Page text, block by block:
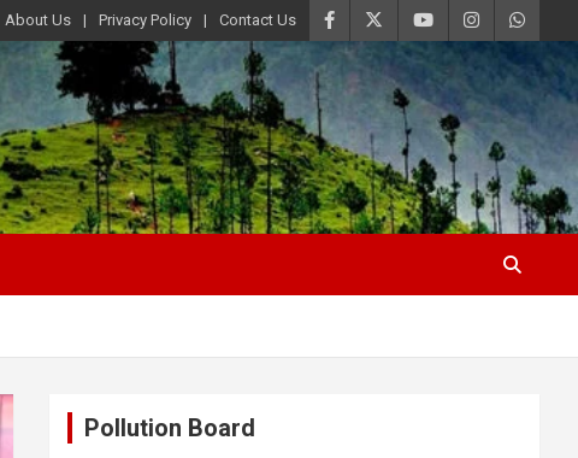
About Us Privacy Policy Contact Us
Pollution Board